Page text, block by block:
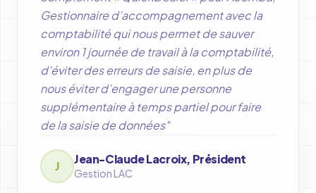
Gestionnaire d’accompagnement avec la
comptabilité qui nous permet de sauver
environ 1 journée de travail à la comptabilité,
d’éviter des erreurs de saisie, en plus de
nous éviter d’engager une personne
supplémentaire à temps partiel pour faire
de la saisie de données"
J Jean-Claude Lacroix, Président
Gestion LAC